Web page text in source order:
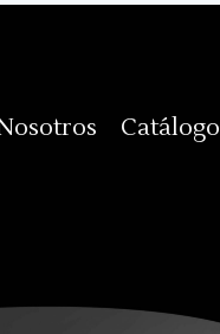
Catálogo